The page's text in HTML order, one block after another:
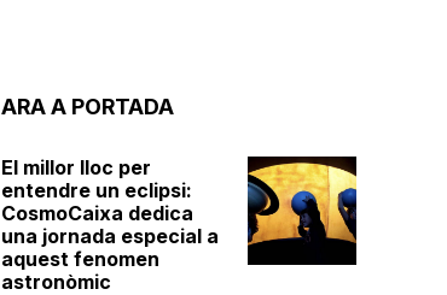
ARA A PORTADA
El millor lloc per
entendre un eclipsi:
CosmoCaixa dedica
una jornada especial a
aquest fenomen
astronòmic